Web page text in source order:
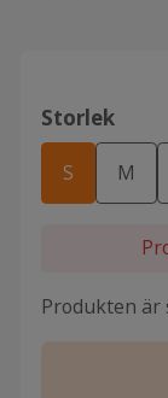
Storlek
S M
Produkten